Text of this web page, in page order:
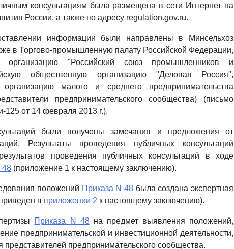
консультациям была размещена в сети Интернет на
России, а также по адресу regulation.gov.ru.
информации были направлены в Минсельхоз
в Торгово-промышленную палату Российской Федерации,
организацию "Российский союз промышленников и
общественную организацию "Деловая Россия",
малого и среднего предпринимательства
предпринимательского сообщества) (письмо
125 от 14 февраля 2013 г.).
были получены замечания и предложения от
Результаты проведения публичных консультаций
проведения публичных консультаций в ходе
48 (приложение 1 к настоящему заключению).
положений Приказа N 48была создана экспертная
в приложении 2 к настоящему заключению).
Приказа N 48на предмет выявления положений,
предпринимательской и инвестиционной деятельности,
предпринимательского сообщества.